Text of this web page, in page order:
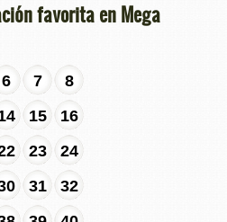
favorita en Mega
6 7
8
15
16
23
24
31
32